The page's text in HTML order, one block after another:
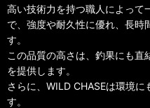
高い技術力を持つ職人によって
で、強度や耐久性に優れ、長時
す。
この品質の高さは、釣果にも
を提供します。
さらに、WILD CHASEは環境
す。